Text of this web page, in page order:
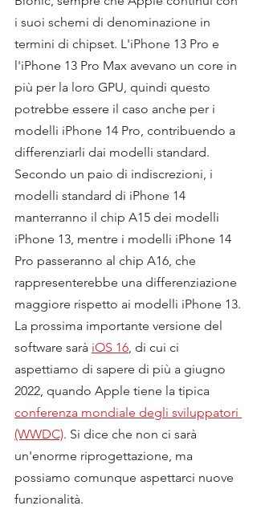
i suoi schemi di denominazione in
termini di chipset. L'iPhone 13 Pro e
l'iPhone 13 Pro Max avevano un core in
più per la loro GPU, quindi questo
potrebbe essere il caso anche per i
modelli iPhone 14 Pro, contribuendo a
differenziarli dai modelli standard.
Secondo un paio di indiscrezioni, i
modelli standard di iPhone 14
manterranno il chip A15 dei modelli
iPhone 13, mentre i modelli iPhone 14
Pro passeranno al chip A16, che
rappresenterebbe una differenziazione
maggiore rispetto ai modelli iPhone 13.
La prossima importante versione del
software sarà iOS 16, di cui ci
aspettiamo di sapere di più a giugno
2022, quando Apple tiene la tipica
conferenza mondiale degli sviluppatori
(WWDC). Si dice che non ci sarà
un'enorme riprogettazione, ma
possiamo comunque aspettarci nuove
funzionalità.